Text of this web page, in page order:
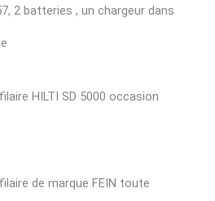
2 batteries , un chargeur dans
HILTI SD 5000 occasion
de marque FEIN toute